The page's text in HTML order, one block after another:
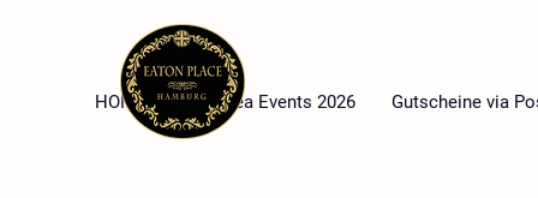
HOME High Tea Events 2026 Gutscheine via